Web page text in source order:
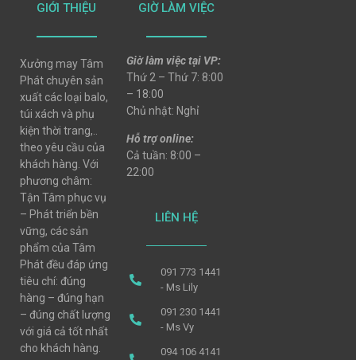
GIỚI THIỆU
Xưởng may Tâm
Phát chuyên sản
xuất các loại balo,
túi xách và phụ
kiện thời trang,..
theo yêu cầu của
khách hàng. Với
phương châm:
Tận Tâm phục vụ
– Phát triển bền
vững, các sản
phẩm của Tâm
Phát đều đáp ứng
tiêu chí: đúng
hàng – đúng hạn
– đúng chất lượng
với giá cả tốt nhất
cho khách hàng.
GIỜ LÀM VIỆC
Giờ làm việc tại VP:
Thứ 2 – Thứ 7: 8:00
– 18:00
Chủ nhật: Nghỉ
Hỗ trợ online:
Cả tuần: 8:00 –
22:00
LIÊN HỆ
091 773 1441
- Ms Lily
091 230 1441
- Ms Vy
094 106 4141